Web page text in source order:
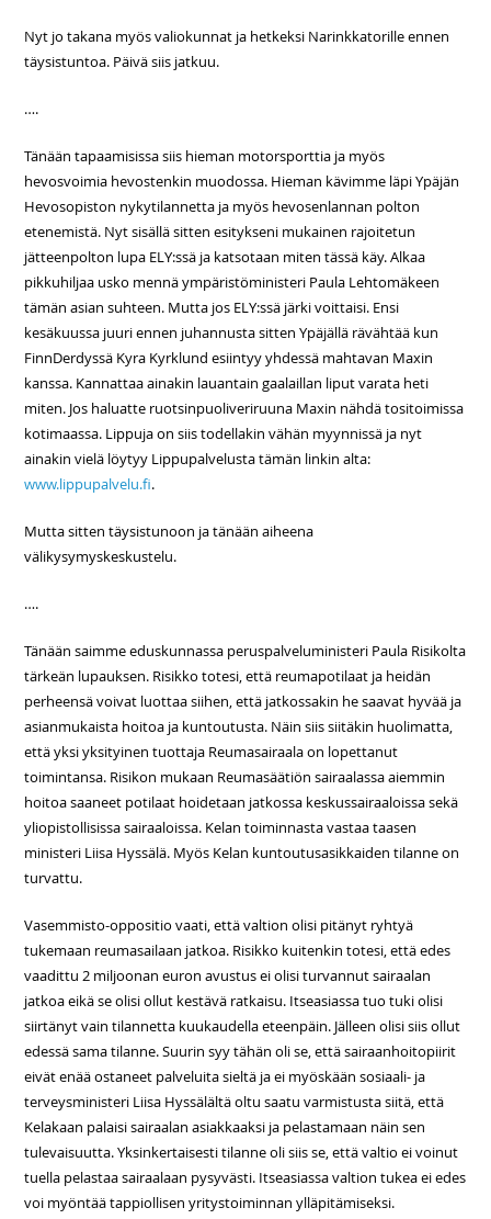
Nyt jo takana myös valiokunnat ja hetkeksi Narinkkatorille ennen
täysistuntoa. Päivä siis jatkuu.
….
Tänään tapaamisissa siis hieman motorsporttia ja myös
hevosvoimia hevostenkin muodossa. Hieman kävimme läpi Ypäjän
Hevosopiston nykytilannetta ja myös hevosenlannan polton
etenemistä. Nyt sisällä sitten esitykseni mukainen rajoitetun
jätteenpolton lupa ELY:ssä ja katsotaan miten tässä käy. Alkaa
pikkuhiljaa usko mennä ympäristöministeri Paula Lehtomäkeen
tämän asian suhteen. Mutta jos ELY:ssä järki voittaisi. Ensi
kesäkuussa juuri ennen juhannusta sitten Ypäjällä rävähtää kun
FinnDerdyssä Kyra Kyrklund esiintyy yhdessä mahtavan Maxin
kanssa. Kannattaa ainakin lauantain gaalaillan liput varata heti
miten. Jos haluatte ruotsinpuoliveriruuna Maxin nähdä tositoimissa
kotimaassa. Lippuja on siis todellakin vähän myynnissä ja nyt
ainakin vielä löytyy Lippupalvelusta tämän linkin alta:
www.lippupalvelu.fi.
Mutta sitten täysistunoon ja tänään aiheena
välikysymyskeskustelu.
….
Tänään saimme eduskunnassa peruspalveluministeri Paula Risikolta
tärkeän lupauksen. Risikko totesi, että reumapotilaat ja heidän
perheensä voivat luottaa siihen, että jatkossakin he saavat hyvää ja
asianmukaista hoitoa ja kuntoutusta. Näin siis siitäkin huolimatta,
että yksi yksityinen tuottaja Reumasairaala on lopettanut
toimintansa. Risikon mukaan Reumasäätiön sairaalassa aiemmin
hoitoa saaneet potilaat hoidetaan jatkossa keskussairaaloissa sekä
yliopistollisissa sairaaloissa. Kelan toiminnasta vastaa taasen
ministeri Liisa Hyssälä. Myös Kelan kuntoutusasikkaiden tilanne on
turvattu.
Vasemmisto-oppositio vaati, että valtion olisi pitänyt ryhtyä
tukemaan reumasailaan jatkoa. Risikko kuitenkin totesi, että edes
vaadittu 2 miljoonan euron avustus ei olisi turvannut sairaalan
jatkoa eikä se olisi ollut kestävä ratkaisu. Itseasiassa tuo tuki olisi
siirtänyt vain tilannetta kuukaudella eteenpäin. Jälleen olisi siis ollut
edessä sama tilanne. Suurin syy tähän oli se, että sairaanhoitopiirit
eivät enää ostaneet palveluita sieltä ja ei myöskään sosiaali- ja
terveysministeri Liisa Hyssälältä oltu saatu varmistusta siitä, että
Kelakaan palaisi sairaalan asiakkaaksi ja pelastamaan näin sen
tulevaisuutta. Yksinkertaisesti tilanne oli siis se, että valtio ei voinut
tuella pelastaa sairaalaan pysyvästi. Itseasiassa valtion tukea ei edes
voi myöntää tappiollisen yritystoiminnan ylläpitämiseksi.